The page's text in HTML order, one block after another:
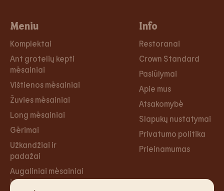
Meniu
Komplektai
Ant grotelių kepti
mėsainiai
Vištienos mėsainiai
Žuvies mėsainiai
Long mėsainiai
Gėrimai
Užkandžiai ir
padažai
Augaliniai mėsainiai
ir tortilijos
Info
Restoranai
Crown Standard
Pasiūlymai
Apie mus
Atsakomybė
Slapukų nustatymai
Privatumo politika
Prieinamumas